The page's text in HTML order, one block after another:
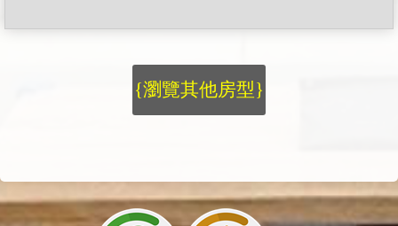
{瀏覽其他房型}